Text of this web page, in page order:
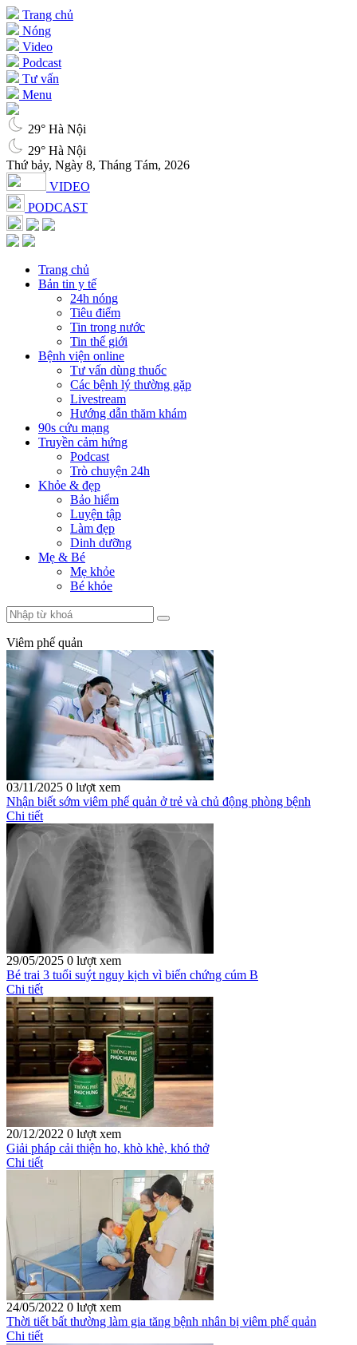
Trang chủ
Nóng
Video
Podcast
Tư vấn
Menu
29° Hà Nội
29° Hà Nội
Thứ bảy, Ngày 8, Tháng Tám, 2026
VIDEO
PODCAST
Trang chủ
Bản tin y tế
24h nóng
Tiêu điểm
Tin trong nước
Tin thế giới
Bệnh viện online
Tư vấn dùng thuốc
Các bệnh lý thường gặp
Livestream
Hướng dẫn thăm khám
90s cứu mạng
Truyền cảm hứng
Podcast
Trò chuyện 24h
Khỏe & đẹp
Bảo hiểm
Luyện tập
Làm đẹp
Dinh dưỡng
Mẹ & Bé
Mẹ khỏe
Bé khỏe
Viêm phế quản
03/11/2025 0 lượt xem
Nhận biết sớm viêm phế quản ở trẻ và chủ động phòng bệnh
Chi tiết
29/05/2025 0 lượt xem
Bé trai 3 tuổi suýt nguy kịch vì biến chứng cúm B
Chi tiết
20/12/2022 0 lượt xem
Giải pháp cải thiện ho, khò khè, khó thở
Chi tiết
24/05/2022 0 lượt xem
Thời tiết bất thường làm gia tăng bệnh nhân bị viêm phế quản
Chi tiết